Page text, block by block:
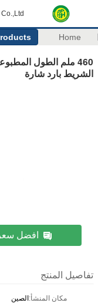
Home
460 ملم الطول
الشريط بارد شارة
افضل سعر
تفاصيل المنتج
مكان المنشأ:الصين